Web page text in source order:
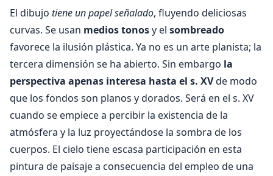
El dibujo tiene un papel señalado, fluyendo deliciosas
curvas. Se usan medios tonosy el sombreado
favorece la ilusión plástica. Ya no es un arte planista; la
tercera dimensión se ha abierto. Sin embargo la
perspectiva apenas interesa hasta el s. XVde modo
que los fondos son planos y dorados. Será en el s. XV
cuando se empiece a percibir la existencia de la
atmósfera y la luz proyectándose la sombra de los
cuerpos. El cielo tiene escasa participación en esta
pintura de paisaje a consecuencia del empleo de una